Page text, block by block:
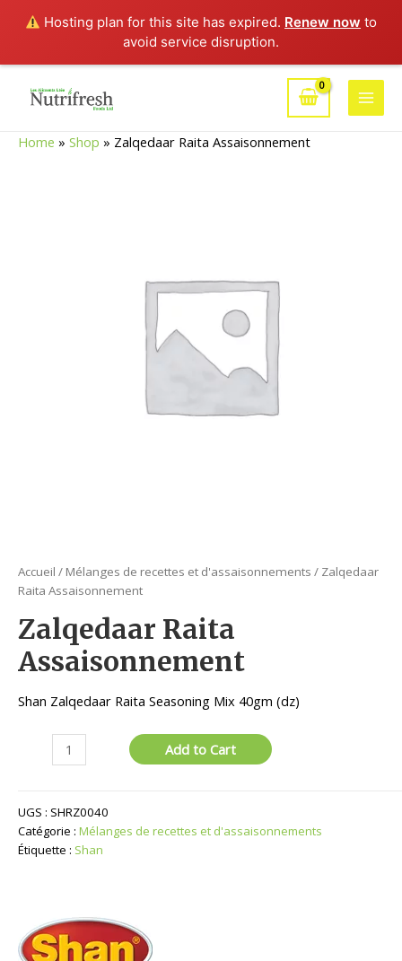
Hosting plan for this site has expired. Renew now to
avoid service disruption.
Main
Home » Shop » Zalqedaar Raita Assaisonnement
Accueil / Mélanges de recettes et d'assaisonnements / Zalqedaar
Raita Assaisonnement
Zalqedaar Raita
Assaisonnement
Shan Zalqedaar Raita Seasoning Mix 40gm (dz)
quantité
Raita
Assaisonnement
Add to Cart
UGS : SHRZ0040
Catégorie : Mélanges de recettes et d'assaisonnements
Étiquette : Shan